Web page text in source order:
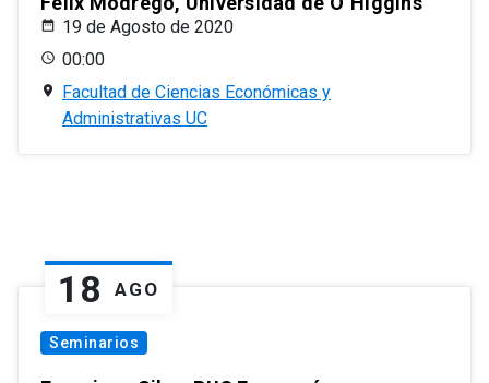
19 de Agosto de 2020
00:00
Facultad de Ciencias Económicas y
Administrativas UC
18 AGO
Seminarios